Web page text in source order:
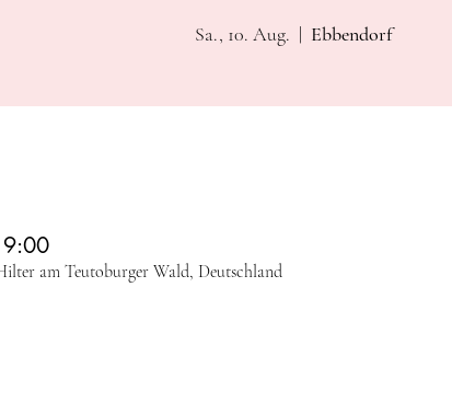
Sa., 10. Aug.
  |
Ebbendorf
am Teutoburger Wald, Deutschland